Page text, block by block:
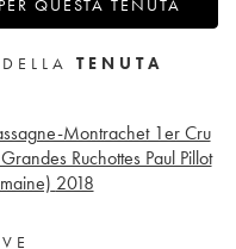
QUESTA TENUTA
TENUTA
Montrachet 1er Cru
Ruchottes Paul Pillot
2018